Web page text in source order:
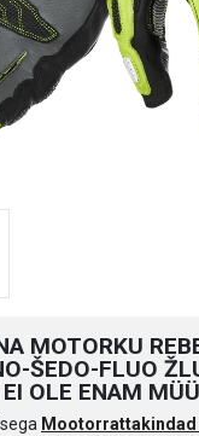
MOTORKU
ŠEDO-FLUO
OLE ENAM
Mootorrattakindad